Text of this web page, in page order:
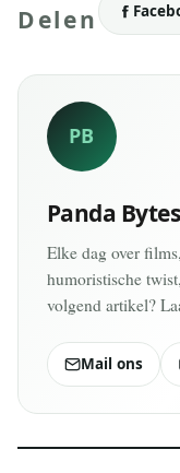
Delen
PB
Panda Bytes
Elke dag over
humoristische
volgend artikel?
Mail ons